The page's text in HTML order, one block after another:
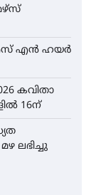
എൻ ഹയർ
കവിതാ
16ന്
ലഭിച്ചു